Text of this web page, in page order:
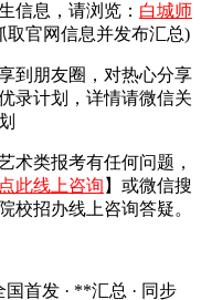
信息，请浏览： 白城师
取官网信息并发布汇总)
到朋友圈，对热心分享
录计划，详情请微信关
术类报考有任何问题，
点此线上咨询 】或微信搜
校招办线上咨询答疑。
国首发 · **汇总 · 同步